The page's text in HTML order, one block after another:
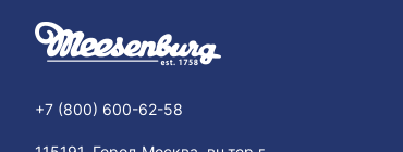
+7 (800) 600-62-58